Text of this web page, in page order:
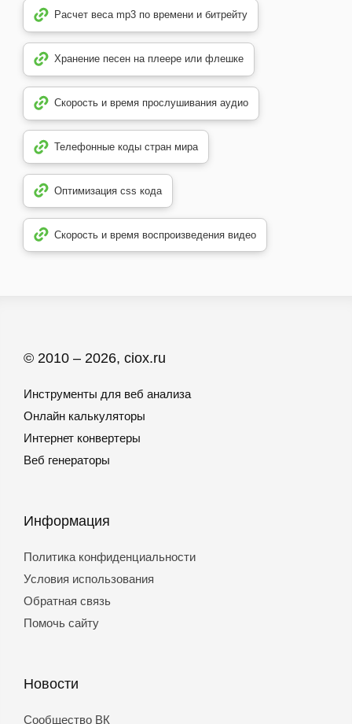
Расчет веса mp3 по времени и битрейту
Хранение песен на плеере или флешке
Скорость и время прослушивания аудио
Телефонные коды стран мира
Оптимизация css кода
Скорость и время воспроизведения видео
© 2010 – 2026, ciox.ru
Инструменты для веб анализа
Онлайн калькуляторы
Интернет конвертеры
Веб генераторы
Информация
Политика конфиденциальности
Условия использования
Обратная связь
Помочь сайту
Новости
Сообщество ВК